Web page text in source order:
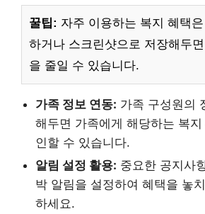
꿀팁: 자주 이용하는 복지 혜택
하거나 스크린샷으로 저장해두
을 줄일 수 있습니다.
가족 정보 연동: 가족 구성원의
해두면 가족에게 해당하는 복
인할 수 있습니다.
알림 설정 활용: 중요한 공지사
박 알림을 설정하여 혜택을 놓
하세요.